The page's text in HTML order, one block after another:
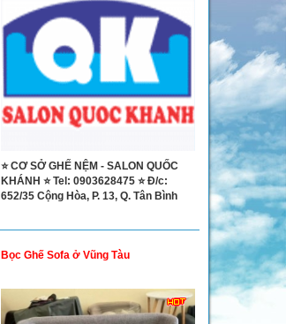
⭐ CƠ SỞ GHẾ NỆM - SALON QUỐC
KHÁNH ⭐ Tel: 0903628475 ⭐ Đ/c:
652/35 Cộng Hòa, P. 13, Q. Tân Bình
Bọc Ghế Sofa ở Vũng Tàu